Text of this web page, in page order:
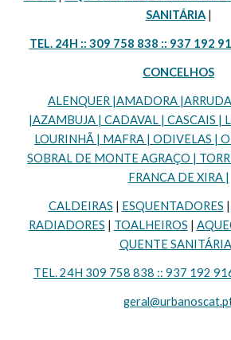
SANITÁRIA |
TEL. 24H :: 309 758 838 :: 937 192
CONCELHOS
ALENQUER |AMADORA
|AZAMBUJA | CADAVAL | CASCAIS |
LOURINHÃ | MAFRA | ODIVELAS |
SOBRAL DE MONTE AGRAÇO |
FRANCA DE XIRA |
CALDEIRAS | ESQUENTADORES |
RADIADORES | TOALHEIROS |
QUENTE SANITÁRIA
TEL. 24H 309 758 838 :: 937 192